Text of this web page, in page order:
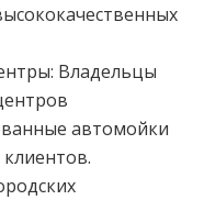
Владельцы
автомойки